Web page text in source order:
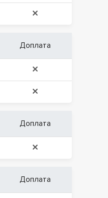
Доплата
Доплата
Доплата